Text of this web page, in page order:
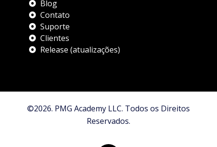
Blog
Contato
Suporte
Clientes
Release (atualizações)
©2026. PMG Academy LLC. Todos os Direitos
Reservados.